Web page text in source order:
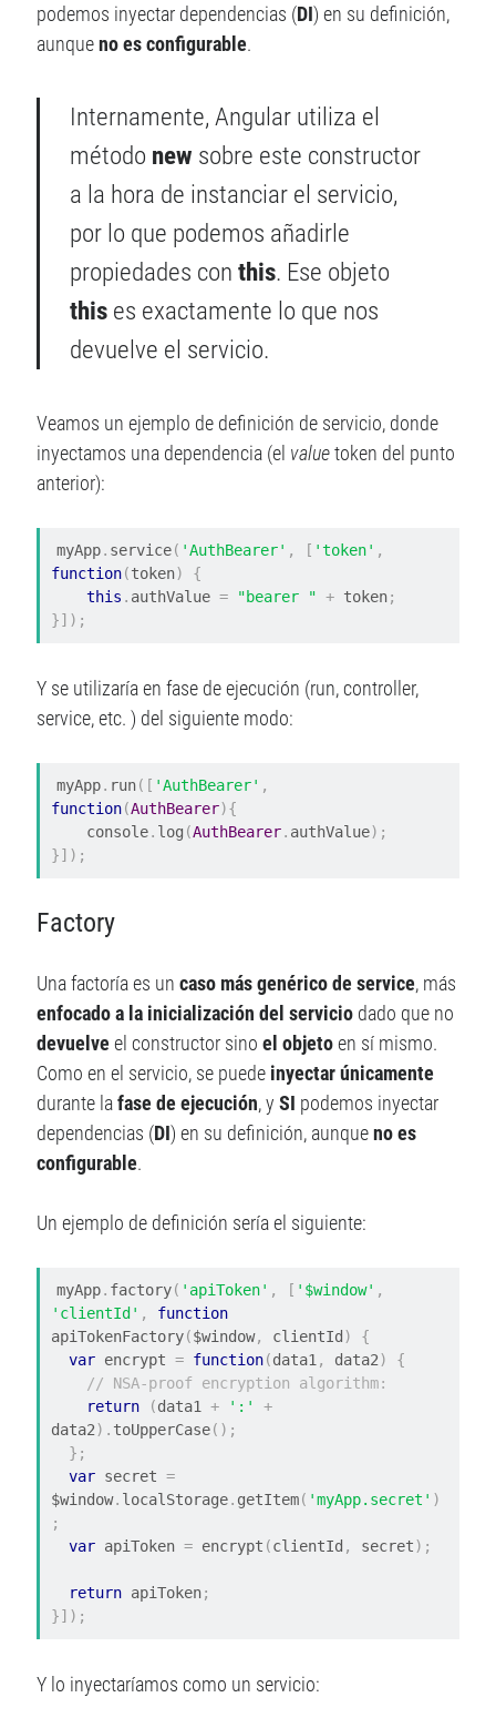
podemos inyectar dependencias (DI) en su definición,
aunqueno es configurable.
Internamente, Angular utiliza el
método new sobre este constructor
a la hora de instanciar el servicio,
por lo que podemos añadirle
propiedades conthis. Ese objeto
this es exactamente lo que nos
devuelve el servicio.
Veamos un ejemplo de definición de servicio, donde
inyectamos una dependencia (el valuetoken del punto
anterior):
myApp. service( 'AuthBearer' , [ 'token' ,
function(token)
{
this . authValue = "bearer " + token;
}]);
Y se utilizaría en fase de ejecución (run, controller,
service, etc. ) del siguiente modo:
myApp. run([ 'AuthBearer' ,
function(AuthBearer){
    console
. log (AuthBearer. authValue);
}]);
Factory
Una factoría es uncaso más genérico de service, más
enfocado a la inicialización del servicio dado que no
devuelve el constructor sinoel objetoen sí mismo.
Como en el servicio, se puede inyectar únicamente
durante lafase de ejecución, ySI podemos inyectar
dependencias (DI) en su definición, aunqueno es
configurable.
Un ejemplo de definición sería el siguiente:
myApp. factory( 'apiToken' , [ '$window' ,
'clientId' ,
function
apiTokenFactory($window, clientId )
{
var encrypt = function(data1, data2)
{
// NSA-proof encryption algorithm:
return
(data1 + ':'
+
data2). toUpperCase();
};
var secret =
$window. localStorage. getItem( 'myApp.secret' )
;
var apiToken = encrypt (clientId , secret);
return apiToken;
}]);
Y lo inyectaríamos como un servicio: